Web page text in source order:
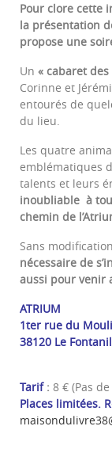
Pour clore cette
la présentation
propose une
Un « cabaret
Corinne et
entourés de
du lieu.
Les quatre
emblématiques
talents et leurs
inoubliable à
chemin de
Sans
nécessaire de
aussi pour venir
ATRIUM
1ter rue du
38120 Le
Tarif : 8 € (Pas
Places limitées.